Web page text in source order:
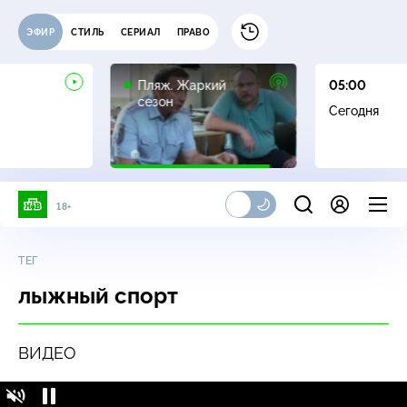
ЭФИР СТИЛЬ СЕРИАЛ ПРАВО
Пляж. Жаркий
сезон
16+
05:00
Сегодня
18+
ТЕГ
лыжный спорт
ВИДЕО